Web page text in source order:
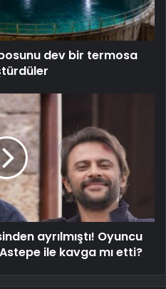
dev bir termosa
ayrılmıştı! Oyuncu
ile kavga mı etti?